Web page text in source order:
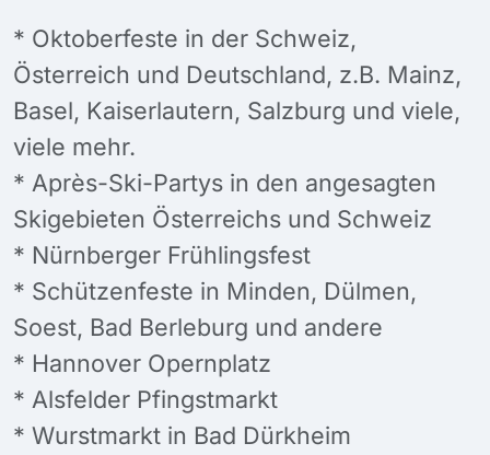
* Oktoberfeste in der Schweiz,
Österreich und Deutschland, z.B. Mainz,
Basel, Kaiserlautern, Salzburg und viele,
viele mehr.
* Après-Ski-Partys in den angesagten
Skigebieten Österreichs und Schweiz
* Nürnberger Frühlingsfest
* Schützenfeste in Minden, Dülmen,
Soest, Bad Berleburg und andere
* Hannover Opernplatz
* Alsfelder Pfingstmarkt
* Wurstmarkt in Bad Dürkheim